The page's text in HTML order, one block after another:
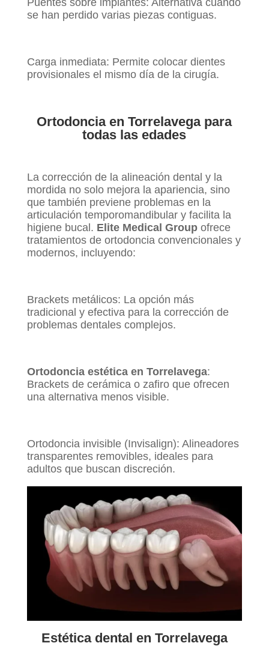
se han perdido varias piezas contiguas.
Carga inmediata: Permite colocar dientes
provisionales el mismo día de la cirugía.
Ortodoncia en Torrelavega para
todas las edades
La corrección de la alineación dental y la
mordida no solo mejora la apariencia, sino
que también previene problemas en la
articulación temporomandibular y facilita la
higiene bucal. Elite Medical Groupofrece
tratamientos de ortodoncia convencionales y
modernos, incluyendo:
Brackets metálicos: La opción más
tradicional y efectiva para la corrección de
problemas dentales complejos.
Ortodoncia estética en Torrelavega:
Brackets de cerámica o zafiro que ofrecen
una alternativa menos visible.
Ortodoncia invisible (Invisalign): Alineadores
transparentes removibles, ideales para
adultos que buscan discreción.
Estética dental en Torrelavega